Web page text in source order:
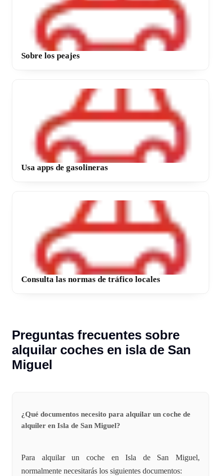
Sobre los peajes
Usa apps de gasolineras
Consulta las normas de tráfico locales
Preguntas frecuentes sobre
alquilar coches en isla de San
Miguel
¿Qué documentos necesito para alquilar un coche de
alquiler en Isla de San Miguel?
Para alquilar un coche en Isla de San Miguel,
normalmente necesitarás los siguientes documentos: